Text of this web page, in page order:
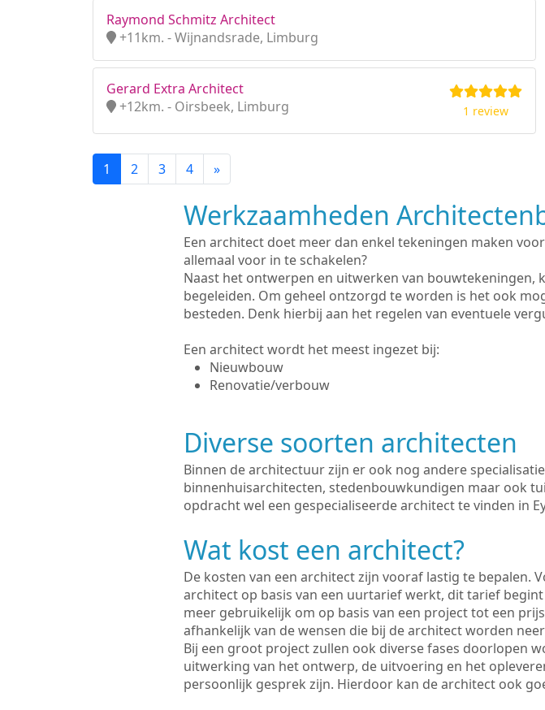
Raymond Schmitz Architect
+11km. - Wijnandsrade, Limburg
Gerard Extra Architect
+12km. - Oirsbeek, Limburg
1 review
1 2 3 4 »
Werkzaamheden
Een architect doet meer dan enkel tekeningen maken
allemaal voor in te schakelen?
Naast het ontwerpen en uitwerken van bouwtekeningen,
begeleiden. Om geheel ontzorgd te worden is het ook
besteden. Denk hierbij aan het regelen van eventuele
Een architect wordt het meest ingezet bij:
Nieuwbouw
Renovatie/verbouw
Diverse soorten architecten
Binnen de architectuur zijn er ook nog andere
binnenhuisarchitecten, stedenbouwkundigen maar ook
opdracht wel een gespecialiseerde architect te vinden in
Wat kost een architect?
De kosten van een architect zijn vooraf lastig te bepalen.
architect op basis van een uurtarief werkt, dit tarief
meer gebruikelijk om op basis van een project tot een
afhankelijk van de wensen die bij de architect worden
Bij een groot project zullen ook diverse fases doorlopen
uitwerking van het ontwerp, de uitvoering en het
persoonlijk gesprek zijn. Hierdoor kan de architect ook